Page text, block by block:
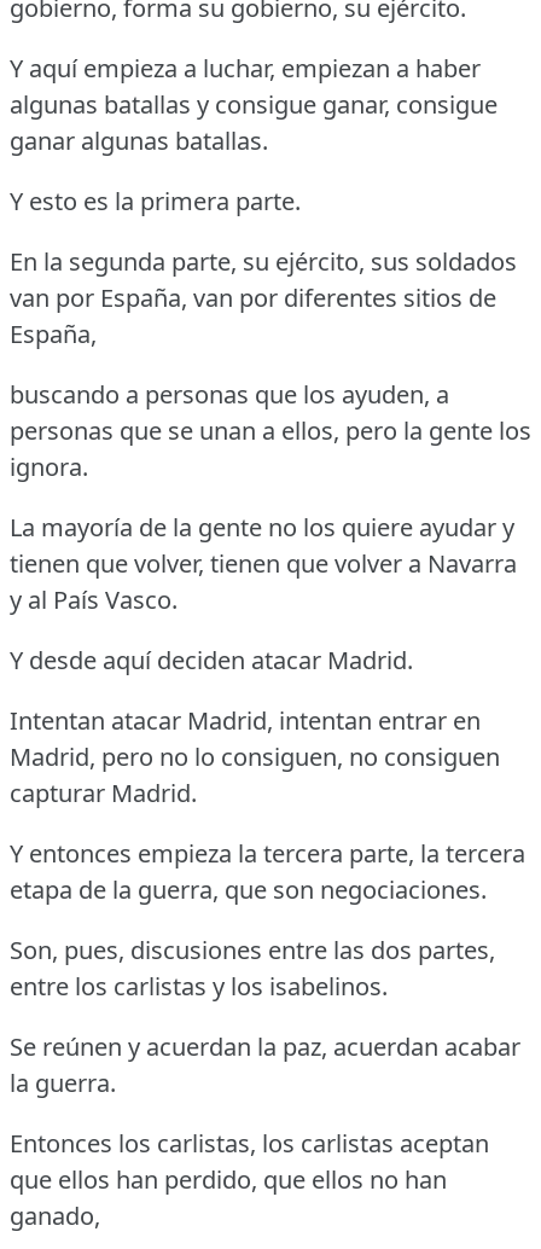
gobierno, forma su gobierno, su ejército.
Y aquí empieza a luchar, empiezan a haber
algunas batallas y consigue ganar, consigue
ganar algunas batallas.
Y esto es la primera parte.
En la segunda parte, su ejército, sus soldados
van por España, van por diferentes sitios de
España,
buscando a personas que los ayuden, a
personas que se unan a ellos, pero la gente los
ignora.
La mayoría de la gente no los quiere ayudar y
tienen que volver, tienen que volver a Navarra
y al País Vasco.
Y desde aquí deciden atacar Madrid.
Intentan atacar Madrid, intentan entrar en
Madrid, pero no lo consiguen, no consiguen
capturar Madrid.
Y entonces empieza la tercera parte, la tercera
etapa de la guerra, que son negociaciones.
Son, pues, discusiones entre las dos partes,
entre los carlistas y los isabelinos.
Se reúnen y acuerdan la paz, acuerdan acabar
la guerra.
Entonces los carlistas, los carlistas aceptan
que ellos han perdido, que ellos no han
ganado,